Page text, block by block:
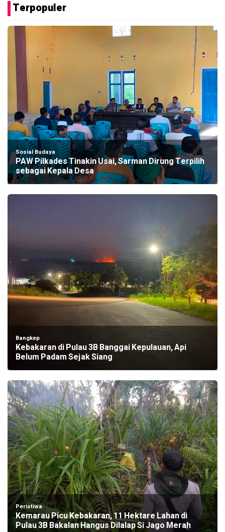
Terpopuler
Sosial Budaya
PAW Pilkades Tinakin Usai, Sarman Dirung Terpilih
sebagai Kepala Desa
Bangkep
Kebakaran di Pulau 3B Banggai Kepulauan, Api
Belum Padam Sejak Siang
Peristiwa
Kemarau Picu Kebakaran, 11 Hektare Lahan di
Pulau 3B Bakalan Hangus Dilalap Si Jago Merah